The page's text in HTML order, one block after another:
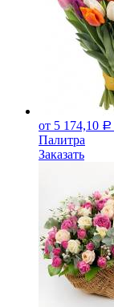
от 5 174,10 Р
Палитра
Заказать